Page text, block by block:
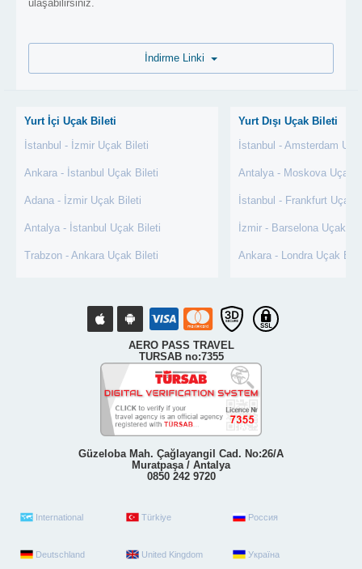
ulaşabilirsiniz.
Yurt İçi Uçak Bileti
İstanbul - İzmir Uçak Bileti
Ankara - İstanbul Uçak Bileti
Adana - İzmir Uçak Bileti
Antalya - İstanbul Uçak Bileti
Trabzon - Ankara Uçak Bileti
Yurt Dışı Uçak Bileti
İstanbul - Amsterdam
Antalya - Moskova Uçak
İstanbul - Frankfurt Uçak
İzmir - Barselona Uçak
Ankara - Londra Uçak
AERO PASS TRAVEL
TURSAB no:7355
Güzeloba Mah. Çağlayangil Cad. No:26/A
Muratpaşa / Antalya
0850 242 9720
International Türkiye Россия
Deutschland United Kingdom Україна